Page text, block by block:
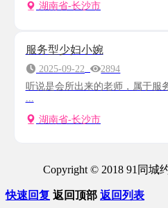
湖南省-长沙市
服务型少妇小婉
2025-09-22
2894
听说是会所出来的老师，属于服
湖南省-长沙市
Copyright © 2018 91同城
快速回复 返回顶部 返回列表